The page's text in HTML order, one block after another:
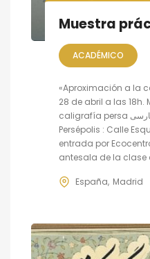
ACADÉMICO
«Aproximación a la
28 de abril a las
caligrafía persa خوشنویسی فارسی En Centro
Persépolis : Calle
entrada por
antesala de la clase
España Madrid